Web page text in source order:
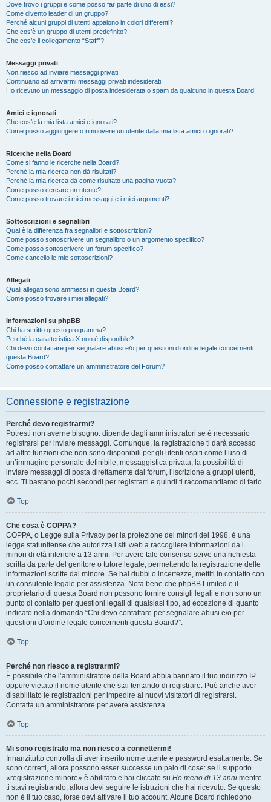
Dove trovo i gruppi e come posso far parte di uno di essi?
Come divento leader di un gruppo?
Perché alcuni gruppi di utenti appaiono in colori differenti?
Che cos’è un gruppo di utenti predefinito?
Che cos’è il collegamento “Staff”?
Messaggi privati
Non riesco ad inviare messaggi privati!
Continuano ad arrivarmi messaggi privati indesiderati!
Ho ricevuto un messaggio di posta indesiderata o spam da qualcuno in questa Board!
Amici e ignorati
Che cos’è la mia lista amici e ignorati?
Come posso aggiungere o rimuovere un utente dalla mia lista amici o ignorati?
Ricerche nella Board
Come si fanno le ricerche nella Board?
Perché la mia ricerca non dà risultati?
Perché la mia ricerca dà come risultato una pagina vuota?
Come posso cercare un utente?
Come posso trovare i miei messaggi e i miei argomenti?
Sottoscrizioni e segnalibri
Qual è la differenza fra segnalibri e sottoscrizioni?
Come posso sottoscrivere un segnalibro o un argomento specifico?
Come posso sottoscrivere un forum specifico?
Come cancello le mie sottoscrizioni?
Allegati
Quali allegati sono ammessi in questa Board?
Come posso trovare i miei allegati?
Informazioni su phpBB
Chi ha scritto questo programma?
Perché la caratteristica X non è disponibile?
Chi devo contattare per segnalare abusi e/o per questioni d’ordine legale concernenti
questa Board?
Come posso contattare un amministratore del Forum?
Connessione e registrazione
Perché devo registrarmi?
Potresti non averne bisogno: dipende dagli amministratori se è necessario
registrarsi per inviare messaggi. Comunque, la registrazione ti darà accesso
ad altre funzioni che non sono disponibili per gli utenti ospiti come l’uso di
un’immagine personale definibile, messaggistica privata, la possibilità di
inviare messaggi di posta direttamente dal forum, l’iscrizione a gruppi utenti,
ecc. Ti bastano pochi secondi per registrarti e quindi ti raccomandiamo di farlo.
Top
Che cosa è COPPA?
COPPA, o Legge sulla Privacy per la protezione dei minori del 1998, è una
legge statunitense che autorizza i siti web a raccogliere informazioni da i
minori di età inferiore a 13 anni. Per avere tale consenso serve una richiesta
scritta da parte del genitore o tutore legale, permettendo la registrazione delle
informazioni scritte dal minore. Se hai dubbi o incertezze, mettiti in contatto con
un consulente legale per assistenza. Nota bene che phpBB Limited e il
proprietario di questa Board non possono fornire consigli legali e non sono un
punto di contatto per questioni legali di qualsiasi tipo, ad eccezione di quanto
indicato nella domanda “Chi devo contattare per segnalare abusi e/o per
questioni d’ordine legale concernenti questa Board?”.
Top
Perché non riesco a registrarmi?
È possibile che l’amministratore della Board abbia bannato il tuo indirizzo IP
oppure vietato il nome utente che stai tentando di registrare. Può anche aver
disabilitato le registrazioni per impedire ai nuovi visitatori di registrarsi.
Contatta un amministratore per avere assistenza.
Top
Mi sono registrato ma non riesco a connettermi!
Innanzitutto controlla di aver inserito nome utente e password esattamente. Se
sono corretti, allora possono esser successe un paio di cose: se il supporto
«registrazione minore» è abilitato e hai cliccato su Ho meno di 13 anni mentre
ti stavi registrando, allora devi seguire le istruzioni che hai ricevuto. Se questo
non è il tuo caso, forse devi attivare il tuo account. Alcune Board richiedono